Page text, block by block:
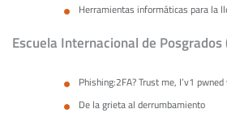
Herramientas informáticas para la
Escuela Internacional de Posgrados
Phishing:2FA? Trust me, I’v1 pwned
De la grieta al derrumbamiento